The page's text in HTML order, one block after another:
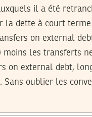
auxquels il a été
dette à court terme
on external
moins les transferts
on external debt,
Sans oublier les